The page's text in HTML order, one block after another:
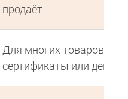
продаёт
Для многих товаров
сертификаты или